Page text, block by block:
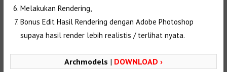
Melakukan Rendering,
Bonus Edit Hasil Rendering dengan Adobe Photoshop
supaya hasil render lebih realistis / terlihat nyata.
Archmodels | DOWNLOAD ›